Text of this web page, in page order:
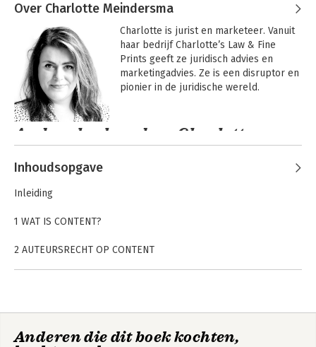
Over Charlotte Meindersma
Charlotte is jurist en marketeer. Vanuit
haar bedrijf Charlotte’s Law & Fine
Prints geeft ze juridisch advies en
marketingadvies. Ze is een disruptor en
pionier in de juridische wereld.
Andere boeken door Charlotte
Meindersma
Inhoudsopgave
Inleiding
1 WAT IS CONTENT?
2 AUTEURSRECHT OP CONTENT
Anderen die dit boek kochten,